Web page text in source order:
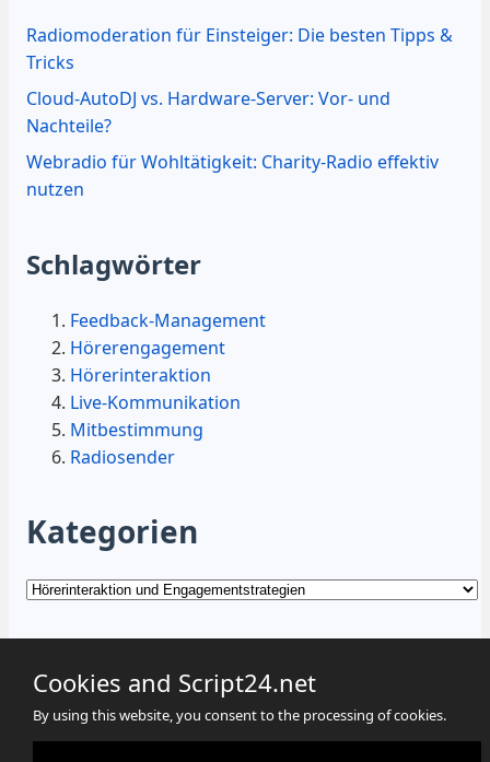
Radiomoderation für Einsteiger: Die besten Tipps &
Tricks
Cloud-AutoDJ vs. Hardware-Server: Vor- und
Nachteile?
Webradio für Wohltätigkeit: Charity-Radio effektiv
nutzen
Schlagwörter
Feedback-Management
Hörerengagement
Hörerinteraktion
Live-Kommunikation
Mitbestimmung
Radiosender
Kategorien
Kategorien
Cookies Datenschutz Impressum
Cookies and Script24.net
By using this website, you consent to the processing of cookies.